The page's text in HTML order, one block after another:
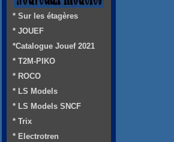
* Sur les étagères
* JOUEF
*Catalogue Jouef 2021
* T2M-PIKO
* ROCO
* LS Models
* LS Models SNCF
* Trix
* Electrotren